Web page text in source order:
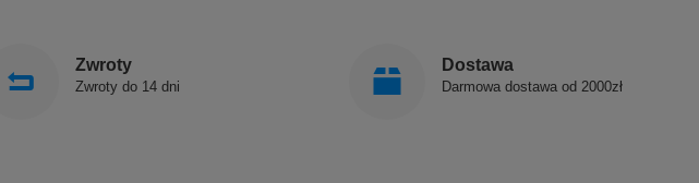
Zwroty
Zwroty do 14 dni
Dostawa
Darmowa dostawa od 2000zł